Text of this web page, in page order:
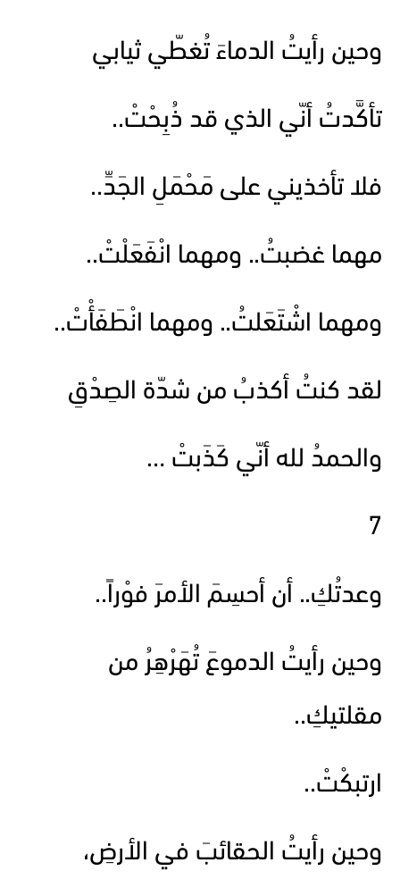
وحين رأيتُ الدماءَ تُغطّي ثيابي
تأكَّدتُ أنّي الذي قد ذُبِحْتْ..
فلا تأخذيني على مَحْمَلِ الجَدِّ..
مهما غضبتُ.. ومهما انْفَعَلْتْ..
ومهما اشْتَعَلتُ.. ومهما انْطَفَأْتْ..
لقد كنتُ أكذبُ من شدّة الصِدْقِ
والحمدُ لله أنّي كَذَبتْ …
7
وعدتُكِ.. أن أحسِمَ الأمرَ فوْراً..
وحين رأيتُ الدموعَ تُهَرْهِرُ من
مقلتيكِ..
ارتبكْتْ..
وحين رأيتُ الحقائبَ في الأرضِ،